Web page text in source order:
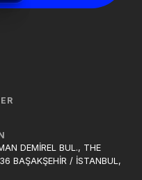
DEMİREL BUL., THE
BAŞAKŞEHİR / İSTANBUL,